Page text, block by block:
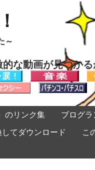
～
的な動画が見つか
のリンク集 ブログラ
てダウンロード こ